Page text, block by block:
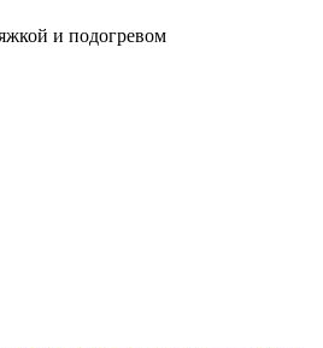
и подогревом